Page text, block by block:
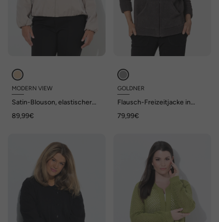
MODERN VIEW
Satin-Blouson, elastischer
89,99€
GOLDNER
Flausch-Freizeitjacke in
79,99€